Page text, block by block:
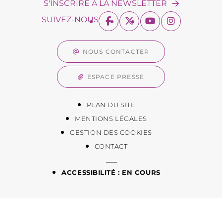
S'INSCRIRE À LA NEWSLETTER
SUIVEZ-NOUS
NOUS CONTACTER
ESPACE PRESSE
PLAN DU SITE
MENTIONS LÉGALES
GESTION DES COOKIES
CONTACT
ACCESSIBILITÉ : EN COURS